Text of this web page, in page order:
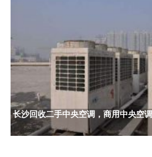
长沙回收二手中央空调，商用中央空调